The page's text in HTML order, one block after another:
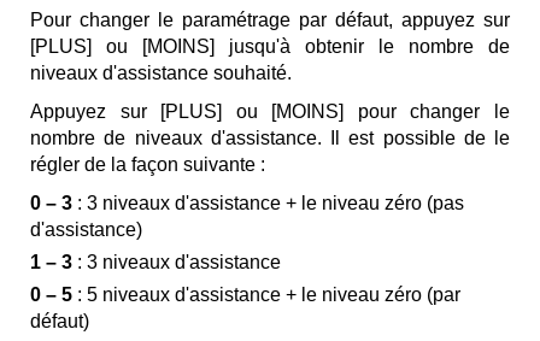
Pour changer le paramétrage par défaut, appuyez sur
[PLUS] ou [MOINS] jusqu'à obtenir le nombre de
niveaux d'assistance souhaité.
Appuyez sur [PLUS] ou [MOINS] pour changer le
nombre de niveaux d'assistance. Il est possible de le
régler de la façon suivante :
0 – 3 : 3 niveaux d'assistance + le niveau zéro (pas
d'assistance)
1 – 3 : 3 niveaux d'assistance
0 – 5 : 5 niveaux d'assistance + le niveau zéro (par
défaut)